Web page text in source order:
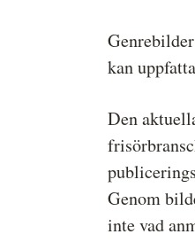
kan
Den
Genom
inte vad